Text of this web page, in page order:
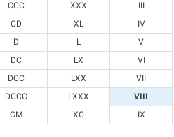
CCC XXX
III
CD XL
IV
D L
V
DC LX
VI
DCC LXX
VII
DCCC LXXX
VIII
CM XC IX